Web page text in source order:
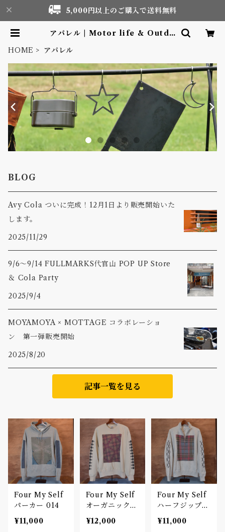
5,000円以上のご購入で送料無料
アパレル | Motor life & Outdo
HOME アパレル
BLOG
Avy Cola ついに完成！12月1日より販売開始いた
します。
2025/11/29
9/6〜9/14 FULLMARKS代官山 POP UP Store
＆ Cola Party
2025/9/4
MOYAMOYA × MOTTAGE コラボレーショ
ン 第一弾販売開始
2025/8/20
記事一覧を見る
Four My Self
パーカー 014
¥11,000
Four My Self
オーガニックコ
ットンスウェッ
ト013
¥12,000
Four My Self
ハーフジップス
ウェット012
¥11,000